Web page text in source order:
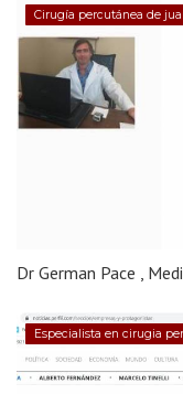
Cirugía percutánea de
Dr German Pace ,
Especialista en cirugia